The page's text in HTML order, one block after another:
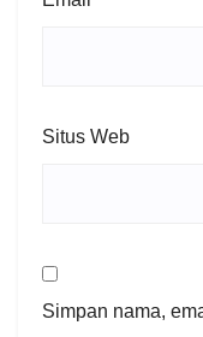
Situs Web
Simpan nama,